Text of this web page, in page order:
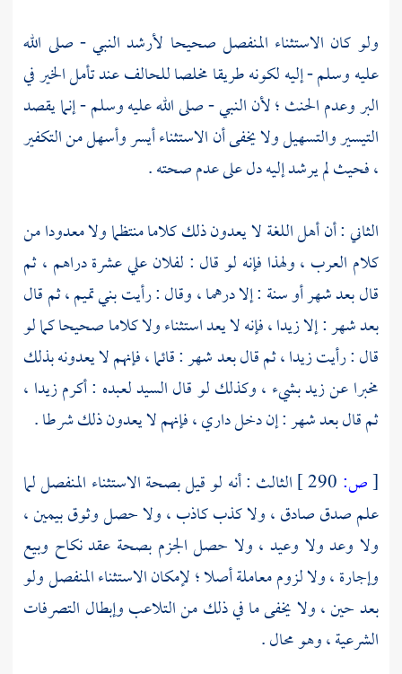
ولو كان الاستثناء المنفصل صحيحا لأرشد النبي - صلى الله
عليه وسلم - إليه لكونه طريقا مخلصا للحالف عند تأمل الخير في
البر وعدم الحنث ؛ لأن النبي - صلى الله عليه وسلم - إنما يقصد
التيسير والتسهيل ولا يخفى أن الاستثناء أيسر وأسهل من التكفير
، فحيث لم يرشد إليه دل على عدم صحته .
الثاني : أن أهل اللغة لا يعدون ذلك كلاما منتظما ولا معدودا من
كلام العرب ، ولهذا فإنه لو قال : لفلان علي عشرة دراهم ، ثم
قال بعد شهر أو سنة : إلا درهما ، وقال : رأيت بني تميم ، ثم قال
بعد شهر : إلا زيدا ، فإنه لا يعد استثناء ولا كلاما صحيحا كما لو
قال : رأيت زيدا ، ثم قال بعد شهر : قائما ، فإنهم لا يعدونه بذلك
مخبرا عن زيد بشيء ، وكذلك لو قال السيد لعبده : أكرم زيدا ،
ثم قال بعد شهر : إن دخل داري ، فإنهم لا يعدون ذلك شرطا .
[ص:
الثالث : أنه لو قيل بصحة الاستثناء المنفصل لما
علم صدق صادق ، ولا كذب كاذب ، ولا حصل وثوق بيمين ،
ولا وعد ولا وعيد ، ولا حصل الجزم بصحة عقد نكاح وبيع
وإجارة ، ولا لزوم معاملة أصلا ؛ لإمكان الاستثناء المنفصل ولو
بعد حين ، ولا يخفى ما في ذلك من التلاعب وإبطال التصرفات
الشرعية ، وهو محال .